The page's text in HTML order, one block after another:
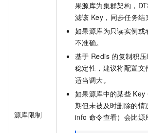
源库限制
果源库为集群架构，
滤该 Key，同步任务结
如果源库为只读实例或
不准确。
基于 Redis 的复制积
稳定性，建议将配置文
适当调大。
如果源库中的某些 Key
期但未被及时删除的
info 命令查看）会比源